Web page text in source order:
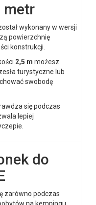
metr
wykonany w wersji
powierzchnię
konstrukcji.
2,5 m możesz
turystyczne lub
swobodę
się podczas
lepiej
do
zarówno podczas